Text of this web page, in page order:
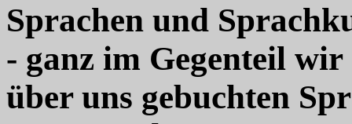
Sprachen und
- ganz im Gegenteil
über uns gebuchten